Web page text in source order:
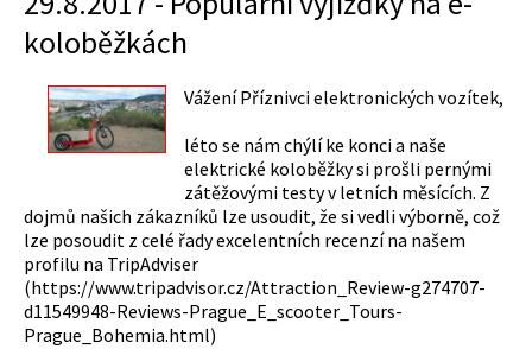
koloběžkách
Vážení Příznivci elektronických vozítek,
léto se nám chýlí ke konci a naše
elektrické koloběžky si prošli pernými
zátěžovými testy v letních měsících. Z
dojmů našich zákazníků lze usoudit, že si vedli výborně, což
lze posoudit z celé řady excelentních recenzí na našem
profilu na TripAdviser
(https://www.tripadvisor.cz/Attraction_Review-g274707-
d11549948-Reviews-Prague_E_scooter_Tours-
Prague_Bohemia.html)